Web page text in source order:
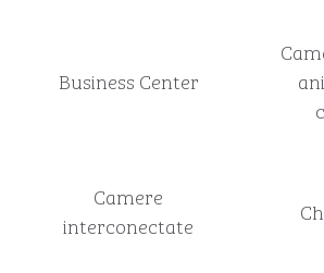
Business Center
Camere
interconectate